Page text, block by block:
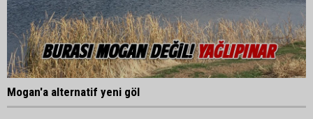
Mogan'a alternatif yeni göl